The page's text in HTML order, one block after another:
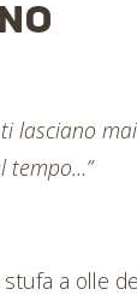
lasciano
tempo…”
stufa a olle